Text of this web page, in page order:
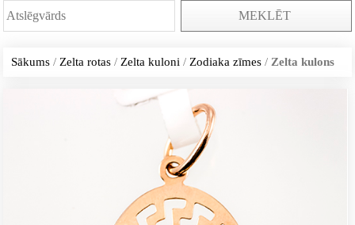
MEKLĒT
Sākums / Zelta rotas / Zelta kuloni / Zodiaka zīmes / Zelta kulons